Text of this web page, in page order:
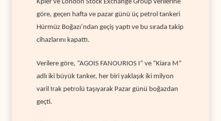
Kpler ve London Stock Exchange Group verilerine
göre, geçen hafta ve pazar günü üç petrol tankeri
Hürmüz Boğazı’ndan geçiş yaptı ve bu sırada takip
cihazlarını kapattı.
Verilere göre, “AGOIS FANOURIOS I” ve “Kiara M”
adlı iki büyük tanker, her biri yaklaşık iki milyon
varil Irak petrolü taşıyarak Pazar günü boğazdan
geçti.